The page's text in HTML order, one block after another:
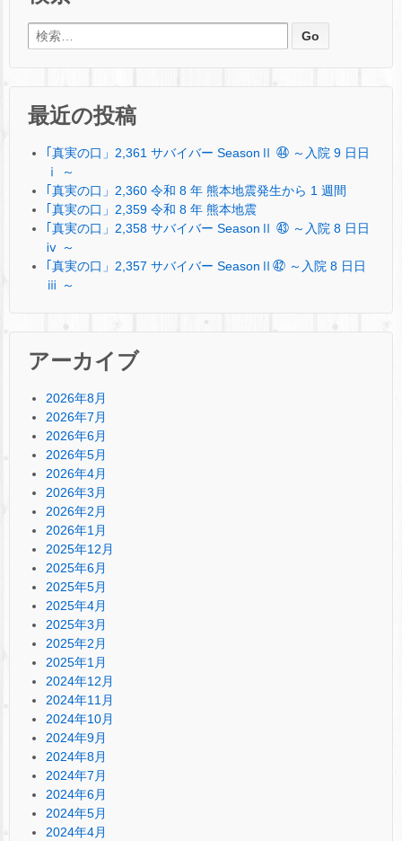
検索:
最近の投稿
｢真実の口」2,361 サバイバー SeasonⅡ ㊹ ～入院 9 日日
ⅰ ～
｢真実の口」2,360 令和 8 年 熊本地震発生から 1 週間
｢真実の口」2,359 令和 8 年 熊本地震
｢真実の口」2,358 サバイバー SeasonⅡ ㊸ ～入院 8 日日
ⅳ ～
｢真実の口」2,357 サバイバー SeasonⅡ㊷ ～入院 8 日日
ⅲ ～
アーカイブ
2026年8月
2026年7月
2026年6月
2026年5月
2026年4月
2026年3月
2026年2月
2026年1月
2025年12月
2025年6月
2025年5月
2025年4月
2025年3月
2025年2月
2025年1月
2024年12月
2024年11月
2024年10月
2024年9月
2024年8月
2024年7月
2024年6月
2024年5月
2024年4月